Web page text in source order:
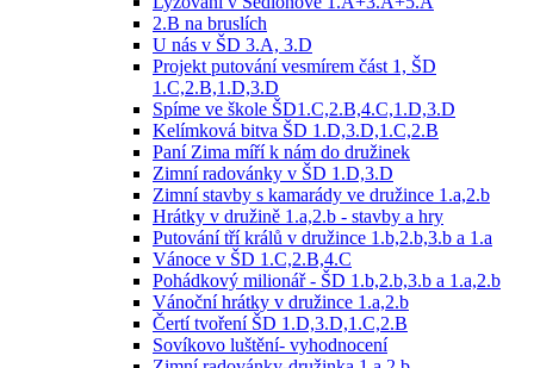
2.B na bruslích
U nás v ŠD 3.A, 3.D
Projekt putování vesmírem část 1, ŠD
1.C,2.B,1.D,3.D
Spíme ve škole ŠD1.C,2.B,4.C,1.D,3.D
Kelímková bitva ŠD 1.D,3.D,1.C,2.B
Paní Zima míří k nám do družinek
Zimní radovánky v ŠD 1.D,3.D
Zimní stavby s kamarády ve družince 1.a,2.b
Hrátky v družině 1.a,2.b - stavby a hry
Putování tří králů v družince 1.b,2.b,3.b a 1.a
Vánoce v ŠD 1.C,2.B,4.C
Pohádkový milionář - ŠD 1.b,2.b,3.b a 1.a,2.b
Vánoční hrátky v družince 1.a,2.b
Čertí tvoření ŠD 1.D,3.D,1.C,2.B
Sovíkovo luštění- vyhodnocení